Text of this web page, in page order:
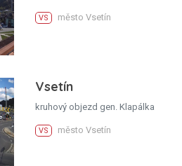
VS město Vsetín
Vsetín
kruhový objezd gen. Klapálka
VS město Vsetín